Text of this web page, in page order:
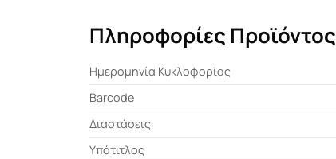
Πληροφορίες Προϊόντος
Ημερομηνία Κυκλοφορίας
Barcode
Διαστάσεις
Υπότιτλος